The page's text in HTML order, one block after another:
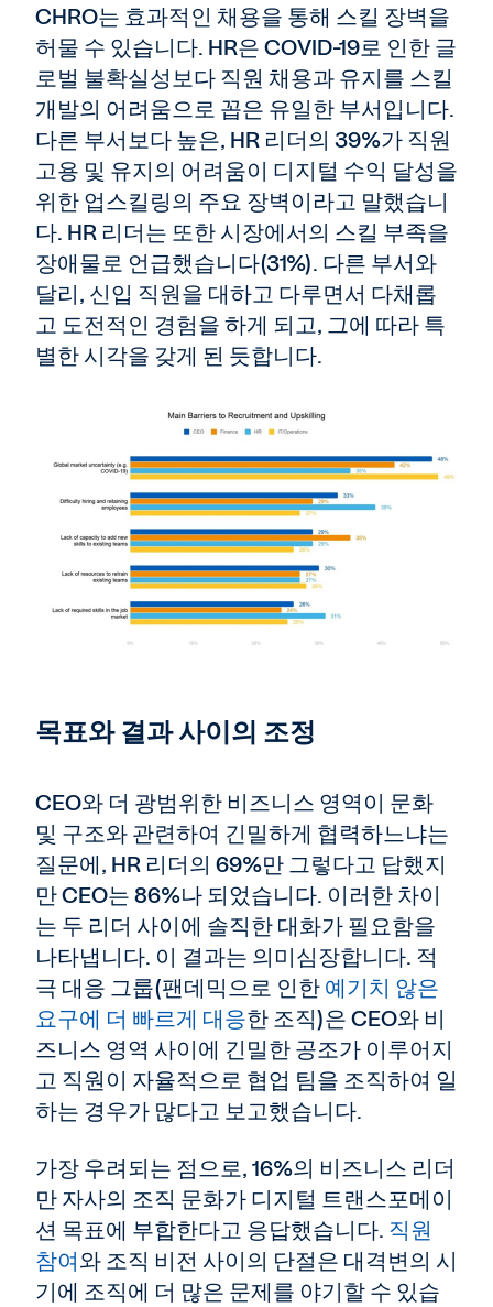
CHRO는 효과적인 채용을 통해 스킬 장벽을
허물 수 있습니다. HR은 COVID-19로 인한 글
로벌 불확실성보다 직원 채용과 유지를 스킬
개발의 어려움으로 꼽은 유일한 부서입니다.
다른 부서보다 높은, HR 리더의 39%가 직원
고용 및 유지의 어려움이 디지털 수익 달성을
위한 업스킬링의 주요 장벽이라고 말했습니
다. HR 리더는 또한 시장에서의 스킬 부족을
장애물로 언급했습니다(31%). 다른 부서와
달리, 신입 직원을 대하고 다루면서 다채롭
고 도전적인 경험을 하게 되고, 그에 따라 특
별한 시각을 갖게 된 듯합니다.
목표와 결과 사이의 조정
CEO와 더 광범위한 비즈니스 영역이 문화
및 구조와 관련하여 긴밀하게 협력하느냐는
질문에, HR 리더의 69%만 그렇다고 답했지
만 CEO는 86%나 되었습니다. 이러한 차이
는 두 리더 사이에 솔직한 대화가 필요함을
나타냅니다. 이 결과는 의미심장합니다. 적
극 대응 그룹(팬데믹으로 인한예기치 않은
요구에 더 빠르게 대응한 조직)은 CEO와 비
즈니스 영역 사이에 긴밀한 공조가 이루어지
고 직원이 자율적으로 협업 팀을 조직하여 일
하는 경우가 많다고 보고했습니다.
가장 우려되는 점으로, 16%의 비즈니스 리더
만 자사의 조직 문화가 디지털 트랜스포메이
션 목표에 부합한다고 응답했습니다. 직원
참여와 조직 비전 사이의 단절은 대격변의 시
기에 조직에 더 많은 문제를 야기할 수 있습